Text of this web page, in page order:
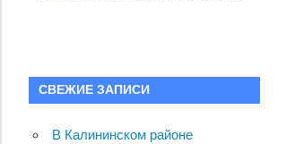
СВЕЖИЕ ЗАПИСИ
В Калининском районе